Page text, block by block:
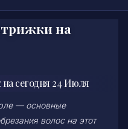
на
сегодня 24 Июля
— основные
волос на этот